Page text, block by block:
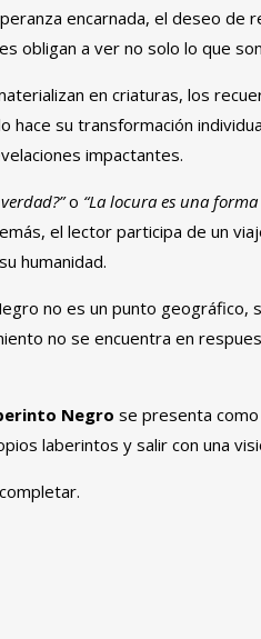
encarnada, el deseo de
obligan a ver no solo lo que
en criaturas, los
su transformación
impactantes.
o “La locura es una
el lector participa de un
humanidad.
no es un punto geográfico,
no se encuentra en
Negro se presenta como
laberintos y salir con una